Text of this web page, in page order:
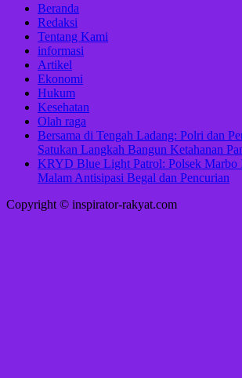
Beranda
Redaksi
Tentang Kami
informasi
Artikel
Ekonomi
Hukum
Kesehatan
Olah raga
Bersama di Tengah Ladang: Polri dan
Satukan Langkah Bangun Ketahanan
KRYD Blue Light Patrol: Polsek Marbo
Malam Antisipasi Begal dan Pencurian
Copyright © inspirator-rakyat.com